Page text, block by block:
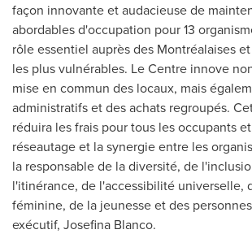
façon innovante et audacieuse de
abordables d'occupation pour 13
rôle essentiel auprès des Montréalaises
les plus vulnérables. Le Centre innove
mise en commun des locaux, mais
administratifs et des achats regroupés.
réduira les frais pour tous les occupants
réseautage et la synergie entre les
la responsable de la diversité, de
l'itinérance, de l'accessibilité universelle,
féminine, de la jeunesse et des
exécutif, Josefina Blanco.